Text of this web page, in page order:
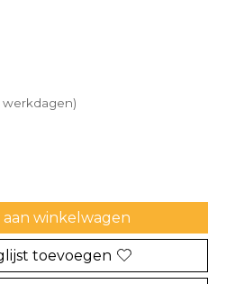
product is
werkdagen)
aan winkelwagen
toevoegen